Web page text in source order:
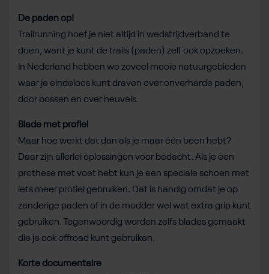
De paden op!
Trailrunning hoef je niet altijd in wedstrijdverband te
doen, want je kunt de trails (paden) zelf ook opzoeken.
In Nederland hebben we zoveel mooie natuurgebieden
waar je eindeloos kunt draven over onverharde paden,
door bossen en over heuvels.
Blade met profiel
Maar hoe werkt dat dan als je maar één been hebt?
Daar zijn allerlei oplossingen voor bedacht. Als je een
prothese met voet hebt kun je een speciale schoen met
iets meer profiel gebruiken. Dat is handig omdat je op
zanderige paden of in de modder wel wat extra grip kunt
gebruiken. Tegenwoordig worden zelfs blades gemaakt
die je ook offroad kunt gebruiken.
Korte documentaire